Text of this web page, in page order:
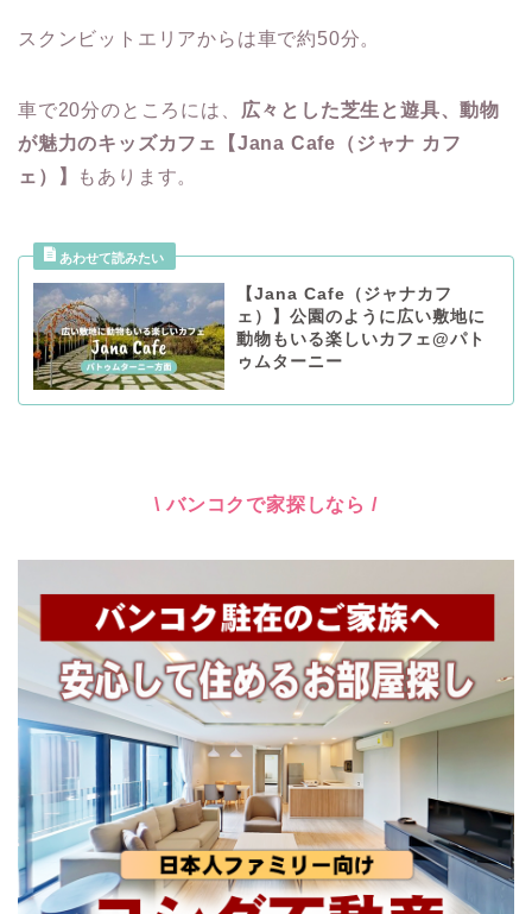
スクンビットエリアからは車で約50分。
車で20分のところには、
広々とした芝生と遊具、動物
が魅力のキッズカフェ【Jana Cafe（ジャナ カフ
ェ）】
もあります。
【Jana Cafe（ジャナカフ
ェ）】公園のように広い敷地に
動物もいる楽しいカフェ@パト
ゥムターニー
\ バンコクで家探しなら /